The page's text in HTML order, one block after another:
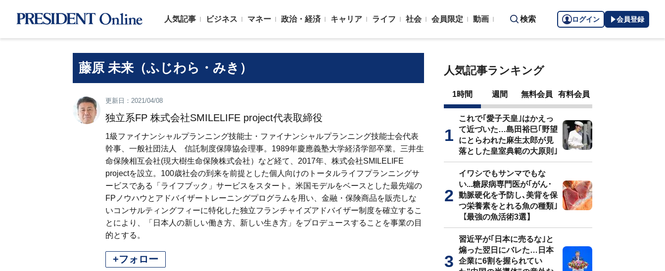
人気記事 ビジネス マネー 政治・経済 キャリア ライフ 社会 会員限定 動画 検索 ログイン 会員登録
藤原 未来（ふじわら・みき）
更新日：2021/04/08
独立系FP 株式会社SMILELIFE project代表取締役
1級ファイナンシャルプランニング技能士・ファイナンシャルプランニング技能士会代表
幹事、一般社団法人 信託制度保障協会理事。1989年慶應義塾大学経済学部卒業。三井生
命保険相互会社(現大樹生命保険株式会社）など経て、2017年、株式会社SMILELIFE
projectを設立。100歳社会の到来を前提とした個人向けのトータルライフプランニングサ
ービスである「ライフブック」サービスをスタート。米国モデルをベースとした最先端の
FPノウハウとアドバイザートレーニングプログラムを用い、金融・保険商品を販売しな
いコンサルティングフィーに特化した独立フランチャイズアドバイザー制度を確立するこ
とにより、「日本人の新しい働き方、新しい生き方」をプロデュースすることを事業の目
的とする。
+フォロー
人気記事ランキング
1時間 週間 無料会員 有料会員
これで｢愛子天皇｣はかえっ
て近づいた…島田裕巳｢野望
にとらわれた麻生太郎が見
落とした皇室典範の大原則｣
イワシでもサンマでもな
い...糖尿病専門医が｢がん･
動脈硬化を予防し､美背を保
つ栄養素をとれる魚の種類｣
【最強の魚活術3選】
習近平が｢日本に売るな｣と
煽った翌日にバレた…日本
企業に6割を握られてい